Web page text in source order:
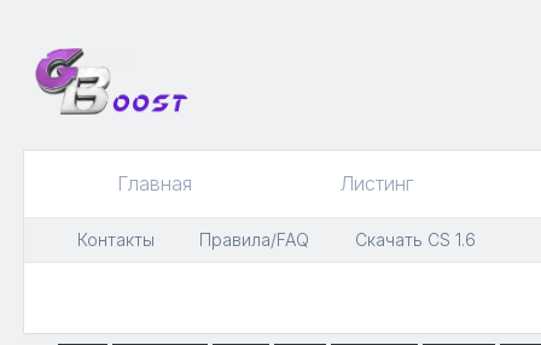
Главная Листинг
Контакты Правила/FAQ Скачать CS 1.6